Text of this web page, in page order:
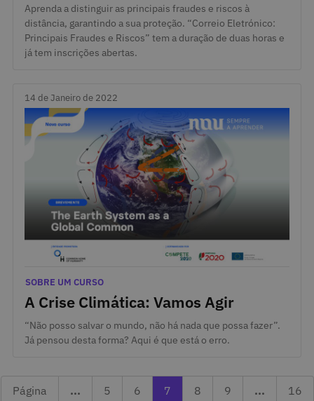
Aprenda a distinguir as principais fraudes e riscos à
distância, garantindo a sua proteção. “Correio Eletrónico:
Principais Fraudes e Riscos” tem a duração de duas horas e
já tem inscrições abertas.
14 de Janeiro de 2022
A Crise Climática: Vamos Agir
14 de Janeiro de 2022
Categorias
SOBRE UM CURSO
“Não posso salvar o mundo, não há nada que possa fazer”.
Já pensou desta forma? Aqui é que está o erro.
Página
... Página 5
5 Página anterior 6
6 A ler a página 7
7 Página seguinte 8
8 Página 9
9 ... 16